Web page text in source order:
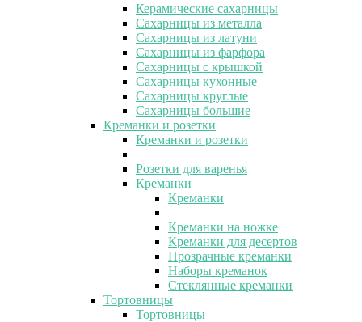
Керамические сахарницы
Сахарницы из металла
Сахарницы из латуни
Сахарницы из фарфора
Сахарницы с крышкой
Сахарницы кухонные
Сахарницы круглые
Сахарницы большие
Креманки и розетки
Креманки и розетки
Розетки для варенья
Креманки
Креманки
Креманки на ножке
Креманки для десертов
Прозрачные креманки
Наборы креманок
Стеклянные креманки
Тортовницы
Тортовницы